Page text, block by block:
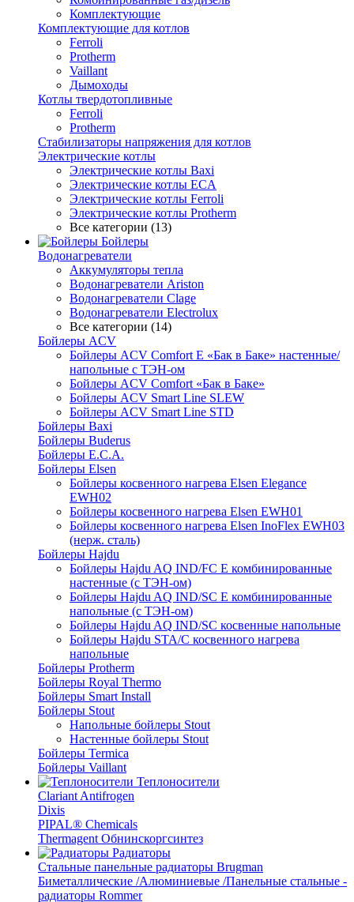
Комплектующие
Комплектующие для котлов
Ferroli
Protherm
Vaillant
Дымоходы
Котлы твердотопливные
Ferroli
Protherm
Стабилизаторы напряжения для котлов
Электрические котлы
Электрические котлы Baxi
Электрические котлы ECA
Электрические котлы Ferroli
Электрические котлы Protherm
Все категории (13)
Бойлеры
Водонагреватели
Аккумуляторы тепла
Водонагреватели Ariston
Водонагреватели Clage
Водонагреватели Electrolux
Все категории (14)
Бойлеры ACV
Бойлеры ACV Comfort E «Бак в Баке» настенные/
напольные c ТЭН-ом
Бойлеры ACV Comfort «Бак в Баке»
Бойлеры ACV Smart Line SLEW
Бойлеры ACV Smart Line STD
Бойлеры Baxi
Бойлеры Buderus
Бойлеры E.C.A.
Бойлеры Elsen
Бойлеры косвенного нагрева Elsen Elegance
EWH02
Бойлеры косвенного нагрева Elsen EWH01
Бойлеры косвенного нагрева Elsen InoFlex EWH03
(нерж. сталь)
Бойлеры Hajdu
Бойлеры Hajdu AQ IND/FC E комбинированные
настенные (с ТЭН-ом)
Бойлеры Hajdu AQ IND/SC E комбинированные
напольные (с ТЭН-ом)
Бойлеры Hajdu AQ IND/SC косвенные напольные
Бойлеры Hajdu STA/C косвенного нагрева
напольные
Бойлеры Protherm
Бойлеры Royal Thermo
Бойлеры Smart Install
Бойлеры Stout
Напольные бойлеры Stout
Настенные бойлеры Stout
Бойлеры Termica
Бойлеры Vaillant
Теплоносители
Clariant Antifrogen
Dixis
PIPAL® Chemicals
Thermagent Обнинскоргсинтез
Радиаторы
Стальные панельные радиаторы Brugman
Биметаллические /Алюминиевые /Панельные стальные -
радиаторы Rommer